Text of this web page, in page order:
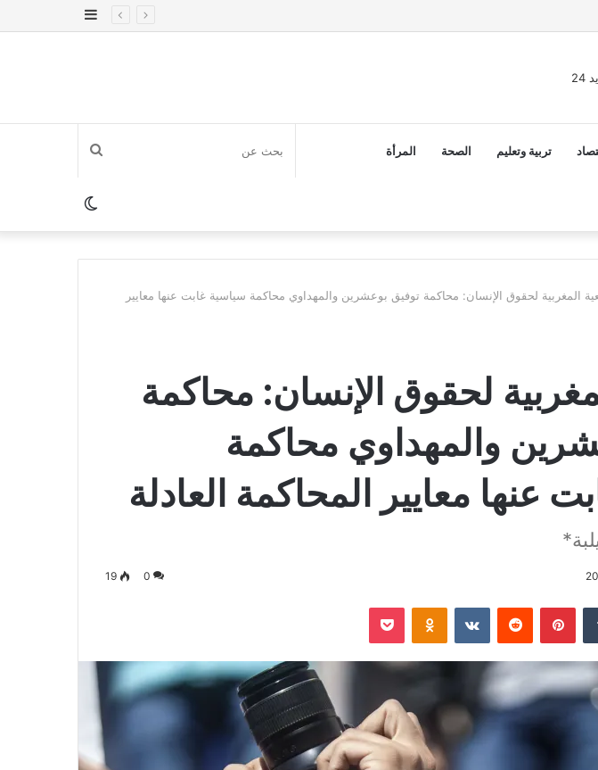
إضافة
تربية وتعليم الصحة المرأة بحث
عنالوضع
المظلم
المغربية لحقوق الإنسان: محاكمة توفيق بوعشرين والمهداوي محاكمة سياسية غابت عنها معايير
لحقوق الإنسان: محاكمة
والمهداوي محاكمة
عنها معايير المحاكمة العادلة
0
19
بينتيريست Odnoklassniki
بوكيت